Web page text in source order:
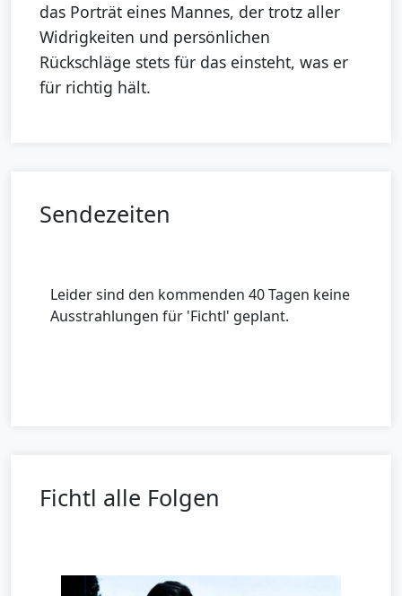
das Porträt eines Mannes, der trotz aller
Widrigkeiten und persönlichen
Rückschläge stets für das einsteht, was er
für richtig hält.
Sendezeiten
Leider sind den kommenden 40 Tagen keine
Ausstrahlungen für 'Fichtl' geplant.
Fichtl alle Folgen